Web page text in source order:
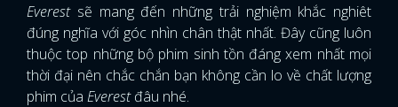
Everest sẽ mang đến những trải nghiệm khắc nghiêt
đúng nghĩa với góc nhìn chân thật nhất. Đây cũng luôn
thuộc top những bộ phim sinh tồn đáng xem nhất mọi
thời đại nên chắc chắn bạn không cần lo về chất lượng
phim của Everestđâu nhé.